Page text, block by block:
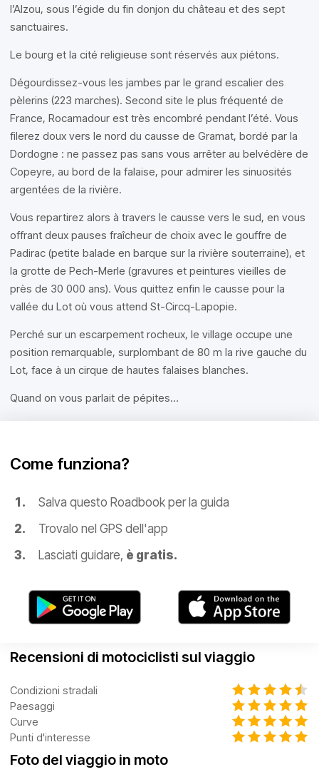
l’Alzou, sous l’égide du fin donjon du château et des sept
sanctuaires.
Le bourg et la cité religieuse sont réservés aux piétons.
Dégourdissez-vous les jambes par le grand escalier des
pèlerins (223 marches). Second site le plus fréquenté de
France, Rocamadour est très encombré pendant l’été. Vous
filerez doux vers le nord du causse de Gramat, bordé par la
Dordogne : ne passez pas sans vous arrêter au belvédère de
Copeyre, au bord de la falaise, pour admirer les sinuosités
argentées de la rivière.
Vous repartirez alors à travers le causse vers le sud, en vous
offrant deux pauses fraîcheur de choix avec le gouffre de
Padirac (petite balade en barque sur la rivière souterraine), et
la grotte de Pech-Merle (gravures et peintures vieilles de
près de 30 000 ans). Vous quittez enfin le causse pour la
vallée du Lot où vous attend St-Circq-Lapopie.
Perché sur un escarpement rocheux, le village occupe une
position remarquable, surplombant de 80 m la rive gauche du
Lot, face à un cirque de hautes falaises blanches.
Quand on vous parlait de pépites…
Come funziona?
Salva questo Roadbook per la guida
Trovalo nel GPS dell'app
Lasciati guidare, è gratis.
Recensioni di motociclisti sul viaggio
Condizioni stradali
Paesaggi
Curve
Punti d'interesse
Foto del viaggio in moto